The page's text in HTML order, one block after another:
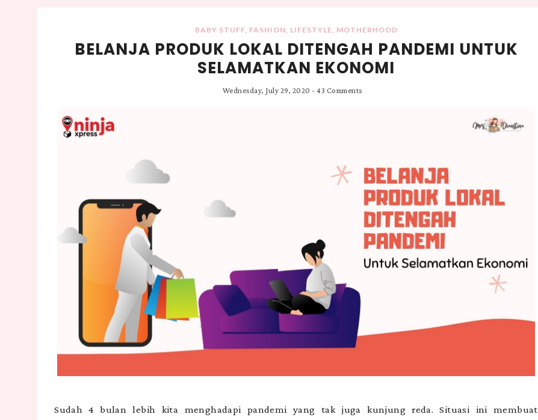
BABY STUFF, FASHION, LIFESTYLE, MOTHERHOOD
BELANJA PRODUK LOKAL DITENGAH PANDEMI UNTUK
SELAMATKAN EKONOMI
Wednesday, July 29, 2020 - 43 Comments
Sudah 4 bulan lebih kita menghadapi pandemi yang tak juga kunjung reda. Situasi ini membuat